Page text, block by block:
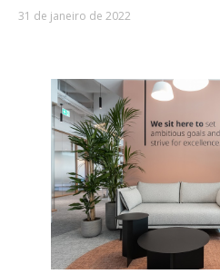
31 de janeiro de 2022